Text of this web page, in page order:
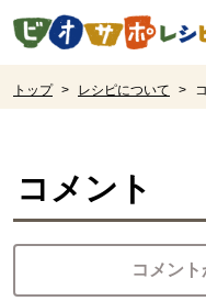
ページの先頭です。
トップ > レシピについて >
コメント
コメント